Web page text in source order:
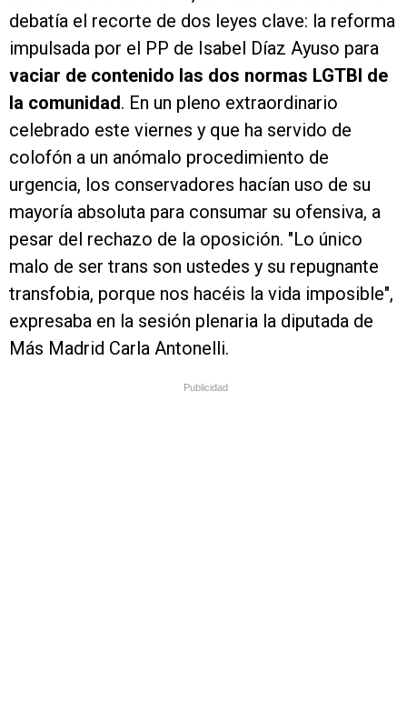
debatía el recorte de dos leyes clave: la reforma
impulsada por el PP de Isabel Díaz Ayuso para
vaciar de contenido las dos normas LGTBI de
la comunidad. En un pleno extraordinario
celebrado este viernes y que ha servido de
colofón a un anómalo procedimiento de
urgencia, los conservadores hacían uso de su
mayoría absoluta para consumar su ofensiva, a
pesar del rechazo de la oposición. "Lo único
malo de ser trans son ustedes y su repugnante
transfobia, porque nos hacéis la vida imposible",
expresaba en la sesión plenaria la diputada de
Más Madrid Carla Antonelli.
Publicidad